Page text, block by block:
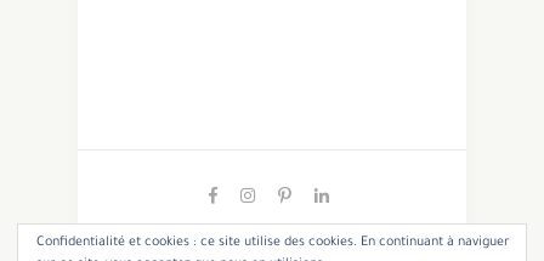
Confidentialité et cookies : ce site utilise des cookies. En continuant à naviguer